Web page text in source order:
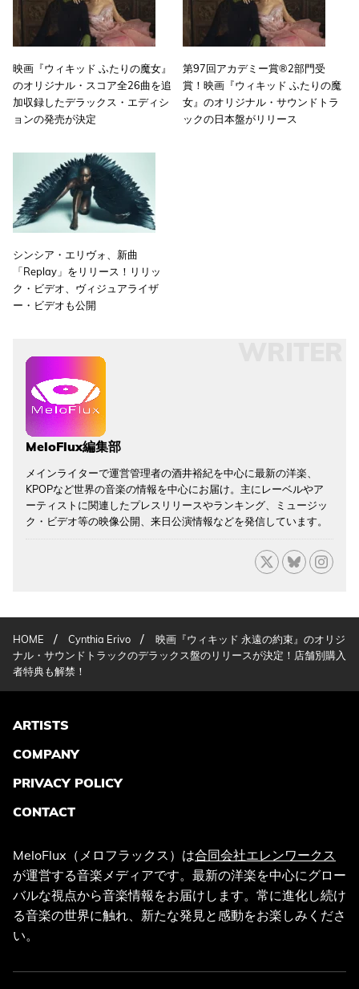
映画『ウィキッド ふたりの魔女』
のオリジナル・スコア全26曲を追
加収録したデラックス・エディシ
ョンの発売が決定
第97回アカデミー賞®2部門受
賞！映画『ウィキッド ふたりの魔
女』のオリジナル・サウンドトラ
ックの日本盤がリリース
シンシア・エリヴォ、新曲
「Replay」をリリース！リリッ
ク・ビデオ、ヴィジュアライザ
ー・ビデオも公開
MeloFlux編集部
メインライターで運営管理者の酒井裕紀を中心に最新の洋楽、
KPOPなど世界の音楽の情報を中心にお届け。主にレーベルやア
ーティストに関連したプレスリリースやランキング、ミュージッ
ク・ビデオ等の映像公開、来日公演情報などを発信しています。
HOME / Cynthia Erivo /
映画『ウィキッド 永遠の約束』のオリジ
ナル・サウンドトラックのデラックス盤のリリースが決定！店舗別購入
者特典も解禁！
ARTISTS
COMPANY
PRIVACY POLICY
CONTACT
MeloFlux（メロフラックス）は合同会社エレンワークス
が運営する音楽メディアです。最新の洋楽を中心にグロー
バルな視点から音楽情報をお届けします。常に進化し続け
る音楽の世界に触れ、新たな発見と感動をお楽しみくださ
い。